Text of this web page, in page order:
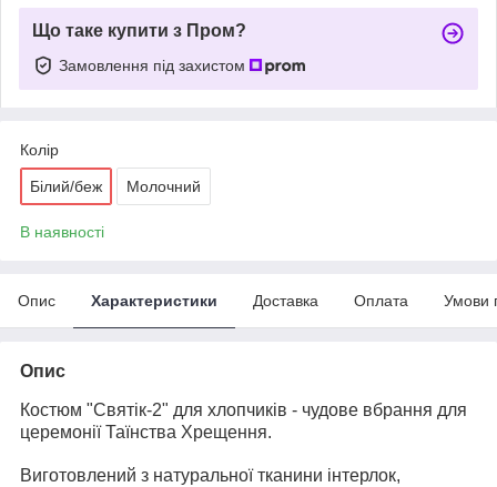
Що таке купити з Пром?
Замовлення під захистом
Колір
Білий/беж Молочний
В наявності
Опис Характеристики Доставка Оплата Умови
Опис
Костюм "Святік-2" для хлопчиків - чудове вбрання для
церемонії Таїнства Хрещення.
Виготовлений з натуральної тканини інтерлок,